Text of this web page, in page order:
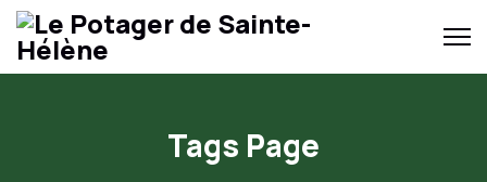
Tags Page